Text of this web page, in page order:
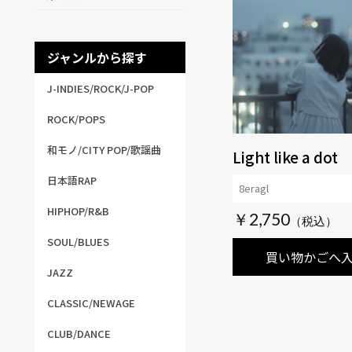
ジャンルから探す
J-INDIES/ROCK/J-POP
ROCK/POPS
和モノ/CITY POP/歌謡曲
日本語RAP
HIPHOP/R&B
SOUL/BLUES
JAZZ
CLASSIC/NEWAGE
CLUB/DANCE
Light like a dot
￥2,750
買い物かごへ
8eragl